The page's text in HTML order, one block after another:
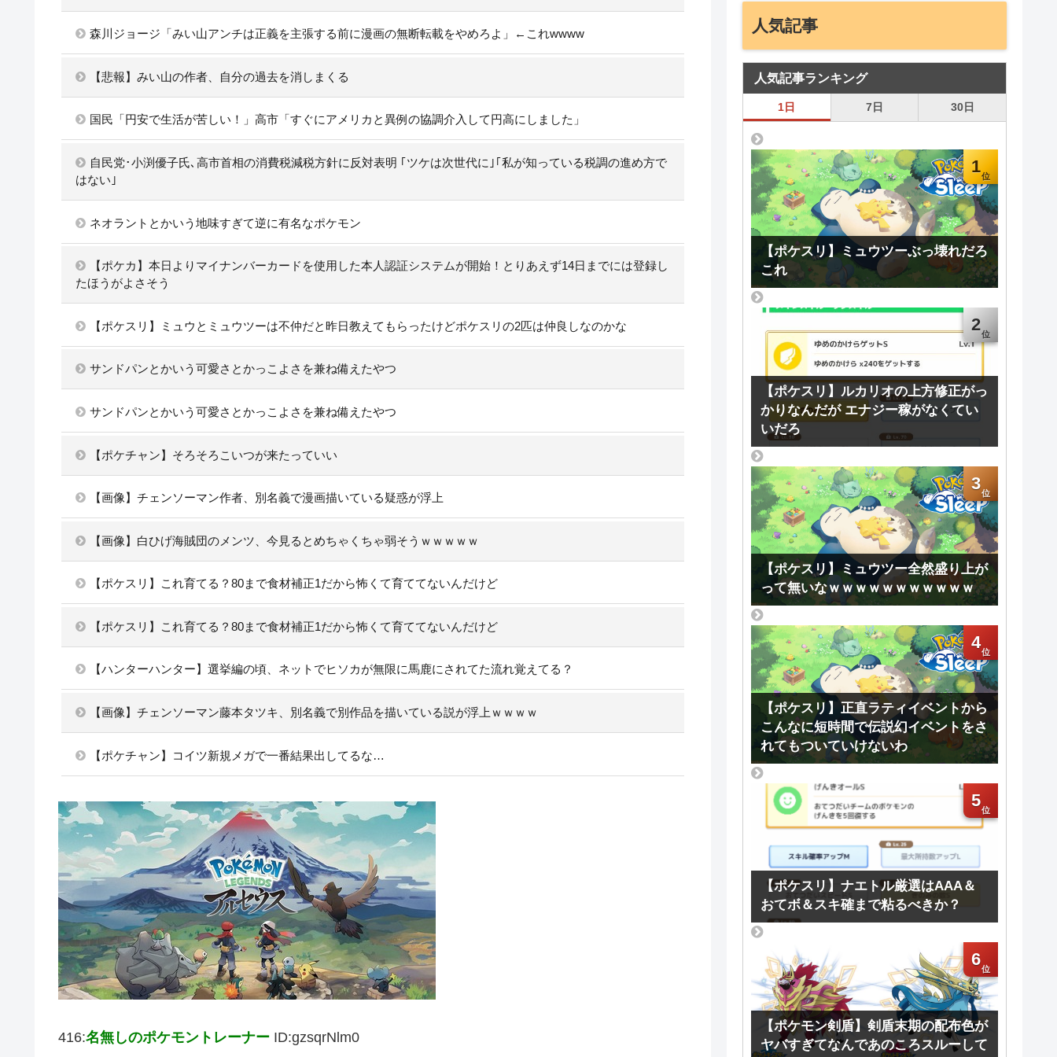
森川ジョージ「みい山アンチは正義を主張する前に漫画の無断転載をやめろよ」←これwwww
【悲報】みい山の作者、自分の過去を消しまくる
国民「円安で生活が苦しい！」高市「すぐにアメリカと異例の協調介入して円高にしました」
自民党･小渕優子氏､高市首相の消費税減税方針に反対表明 ｢ツケは次世代に｣｢私が知っている税調の進め方で
はない｣
ネオラントとかいう地味すぎて逆に有名なポケモン
【ポケカ】本日よりマイナンバーカードを使用した本人認証システムが開始！とりあえず14日までには登録し
たほうがよさそう
【ポケスリ】ミュウとミュウツーは不仲だと昨日教えてもらったけどポケスリの2匹は仲良しなのかな
サンドパンとかいう可愛さとかっこよさを兼ね備えたやつ
サンドパンとかいう可愛さとかっこよさを兼ね備えたやつ
【ポケチャン】そろそろこいつが来たっていい
【画像】チェンソーマン作者、別名義で漫画描いている疑惑が浮上
【画像】白ひげ海賊団のメンツ、今見るとめちゃくちゃ弱そうｗｗｗｗｗ
【ポケスリ】これ育てる？80まで食材補正1だから怖くて育ててないんだけど
【ポケスリ】これ育てる？80まで食材補正1だから怖くて育ててないんだけど
【ハンターハンター】選挙編の頃、ネットでヒソカが無限に馬鹿にされてた流れ覚えてる？
【画像】チェンソーマン藤本タツキ、別名義で別作品を描いている説が浮上ｗｗｗｗ
【ポケチャン】コイツ新規メガで一番結果出してるな…
416:名無しのポケモントレーナー ID:gzsqrNlm0
人気記事
人気記事ランキング
1日 7日 30日
1
【ポケスリ】ミュウツーぶっ壊れだろ
これ
2
【ポケスリ】ルカリオの上方修正がっ
かりなんだが エナジー稼がなくてい
いだろ
3
【ポケスリ】ミュウツー全然盛り上が
って無いなｗｗｗｗｗｗｗｗｗｗｗ
4
【ポケスリ】正直ラティイベントから
こんなに短時間で伝説幻イベントをさ
れてもついていけないわ
5
【ポケスリ】ナエトル厳選はAAA＆
おてボ＆スキ確まで粘るべきか？
6
【ポケモン剣盾】剣盾末期の配布色が
ヤバすぎてなんであのころスルーして